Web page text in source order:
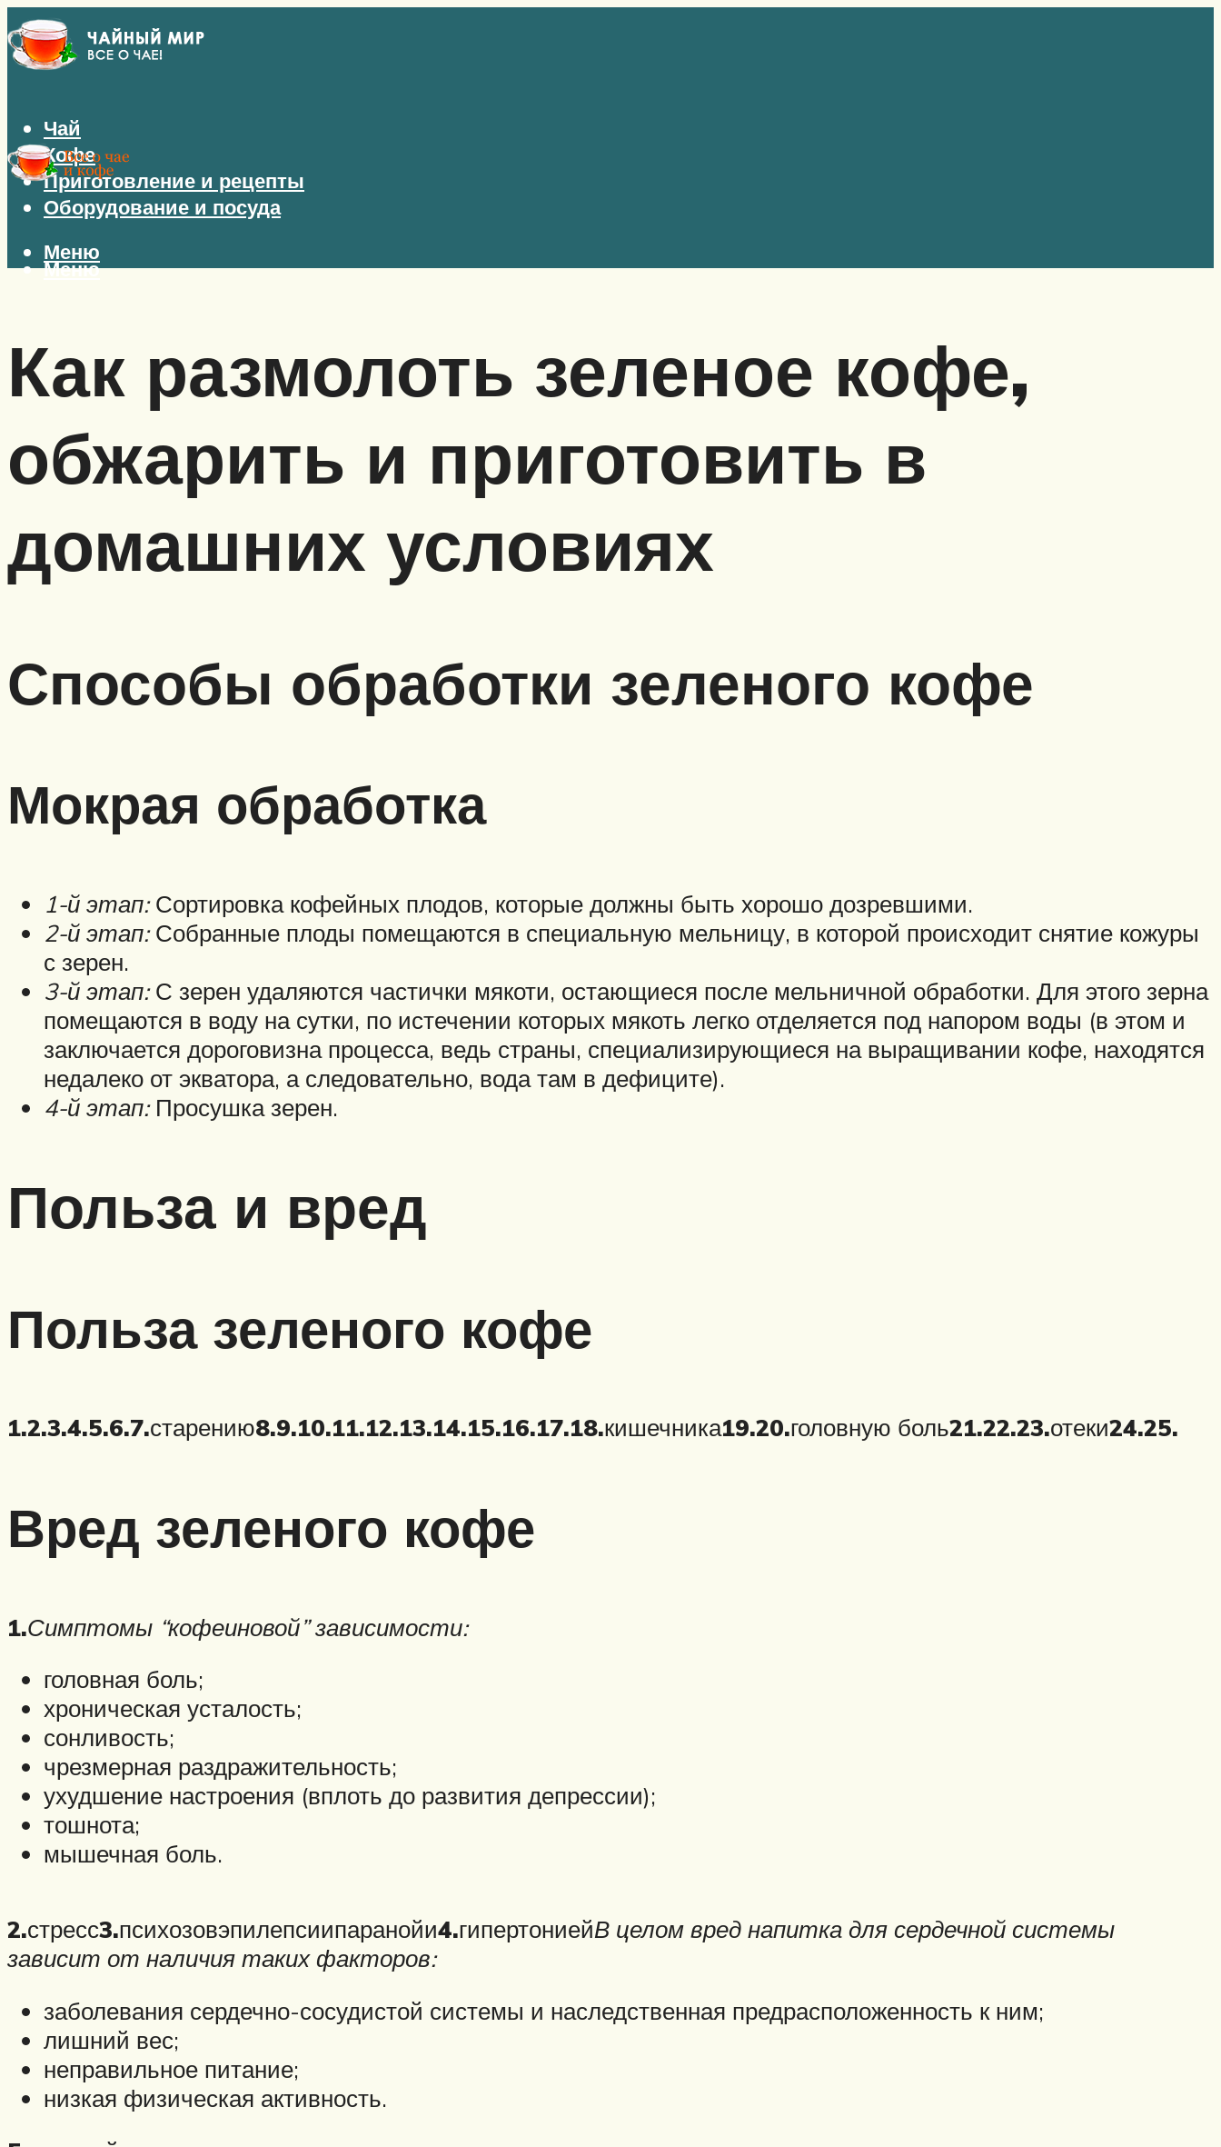
Чай
Кофе
Приготовление и рецепты
Оборудование и посуда
Меню
Меню
Как размолоть зеленое кофе,
обжарить и приготовить в
домашних условиях
Способы обработки зеленого кофе
Мокрая обработка
1-й этап:Сортировка кофейных плодов, которые должны быть хорошо дозревшими.
2-й этап:Собранные плоды помещаются в специальную мельницу, в которой происходит снятие кожуры
с зерен.
3-й этап:С зерен удаляются частички мякоти, остающиеся после мельничной обработки. Для этого зерна
помещаются в воду на сутки, по истечении которых мякоть легко отделяется под напором воды (в этом и
заключается дороговизна процесса, ведь страны, специализирующиеся на выращивании кофе, находятся
недалеко от экватора, а следовательно, вода там в дефиците).
4-й этап:Просушка зерен.
Польза и вред
Польза зеленого кофе
1.2.3.4.5.6.7.старению8.9.10.11.12.13.14.15.16.17.18.кишечника19.20.головную боль21.22.23.отеки24.25.
Вред зеленого кофе
1.Симптомы “кофеиновой” зависимости:
головная боль;
хроническая усталость;
сонливость;
чрезмерная раздражительность;
ухудшение настроения (вплоть до развития депрессии);
тошнота;
мышечная боль.
2.стресс3.психозовэпилепсиипаранойи4.гипертониейВ целом вред напитка для сердечной системы
зависит от наличия таких факторов:
заболевания сердечно-сосудистой системы и наследственная предрасположенность к ним;
лишний вес;
неправильное питание;
низкая физическая активность.